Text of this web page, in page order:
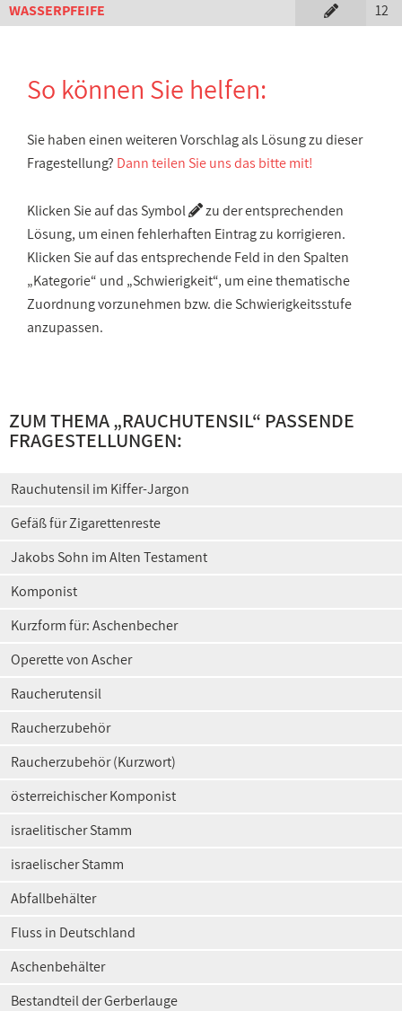
WASSERPFEIFE
12
So können Sie helfen:
Sie haben einen weiteren Vorschlag als Lösung zu dieser
Fragestellung? Dann teilen Sie uns das bitte mit!
Klicken Sie auf das Symbol
zu der entsprechenden
Lösung, um einen fehlerhaften Eintrag zu korrigieren.
Klicken Sie auf das entsprechende Feld in den Spalten
„Kategorie“ und „Schwierigkeit“, um eine thematische
Zuordnung vorzunehmen bzw. die Schwierigkeitsstufe
anzupassen.
ZUM THEMA „RAUCHUTENSIL“ PASSENDE
FRAGESTELLUNGEN:
Rauchutensil im Kiffer-Jargon
Gefäß für Zigarettenreste
Jakobs Sohn im Alten Testament
Komponist
Kurzform für: Aschenbecher
Operette von Ascher
Raucherutensil
Raucherzubehör
Raucherzubehör (Kurzwort)
österreichischer Komponist
israelitischer Stamm
israelischer Stamm
Abfallbehälter
Fluss in Deutschland
Aschenbehälter
Bestandteil der Gerberlauge